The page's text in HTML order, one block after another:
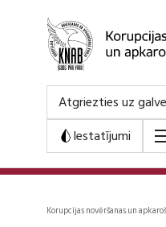
Atgriezties uz
Iestatījumi
Korupcijas novēršanas un